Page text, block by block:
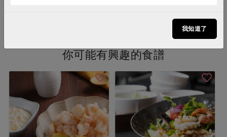
你可能有興趣的食譜
我知道了